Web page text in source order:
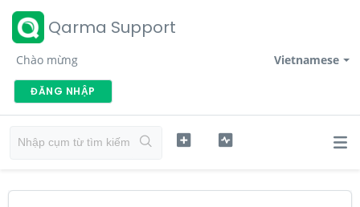
Qarma Support
Vietnamese
Chào mừng
ĐĂNG NHẬP